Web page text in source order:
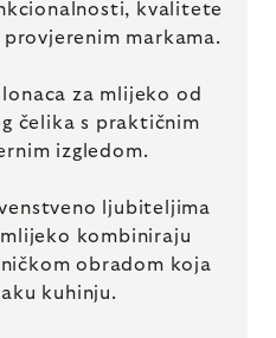
kvalitete
markama.
za mlijeko od
čelika s praktičnim
izgledom.
ljubiteljima
kombiniraju
obradom koja
kuhinju.